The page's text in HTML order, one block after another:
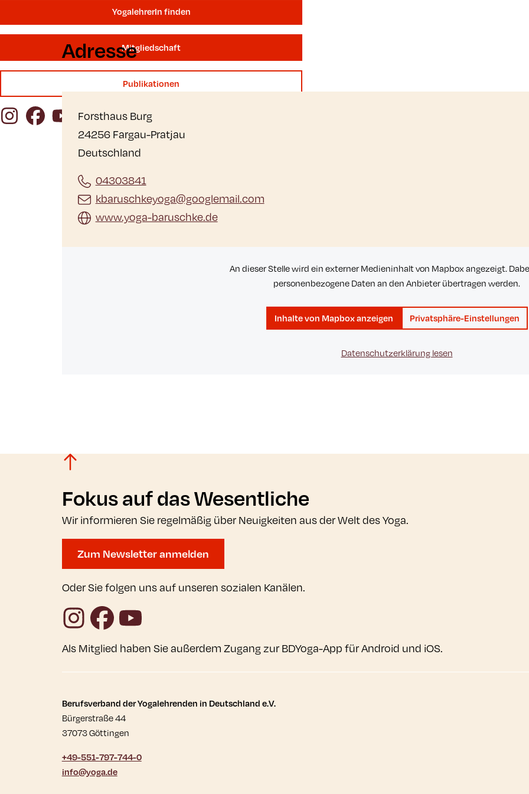
YogalehrerIn finden
Mitgliedschaft
Publikationen
InstagramFacebookYouTube
Adresse
Forsthaus Burg
24256 Fargau-Pratjau
Deutschland
04303841
kbaruschkeyoga@googlemail.com
www.yoga-baruschke.de
An dieser Stelle wird ein externer Medieninhalt von Mapbox angezeigt.
personenbezogene Daten an den Anbieter übertragen werden.
Inhalte von Mapbox anzeigen Privatsphäre-Einstellungen
Datenschutzerklärung lesen
Fokus auf das Wesentliche
Wir informieren Sie regelmäßig über Neuigkeiten aus der Welt des Yoga.
Zum Newsletter anmelden
Oder Sie folgen uns auf unseren sozialen Kanälen.
InstagramFacebook
YouTube
Als Mitglied haben Sie außerdem Zugang zur BDYoga-App für Android und iOS.
Kontaktdaten und weitere Links
Berufsverband der Yogalehrenden in Deutschland e.V.
Bürgerstraße 44
37073 Göttingen
+49-551-797-744-0
info@yoga.de